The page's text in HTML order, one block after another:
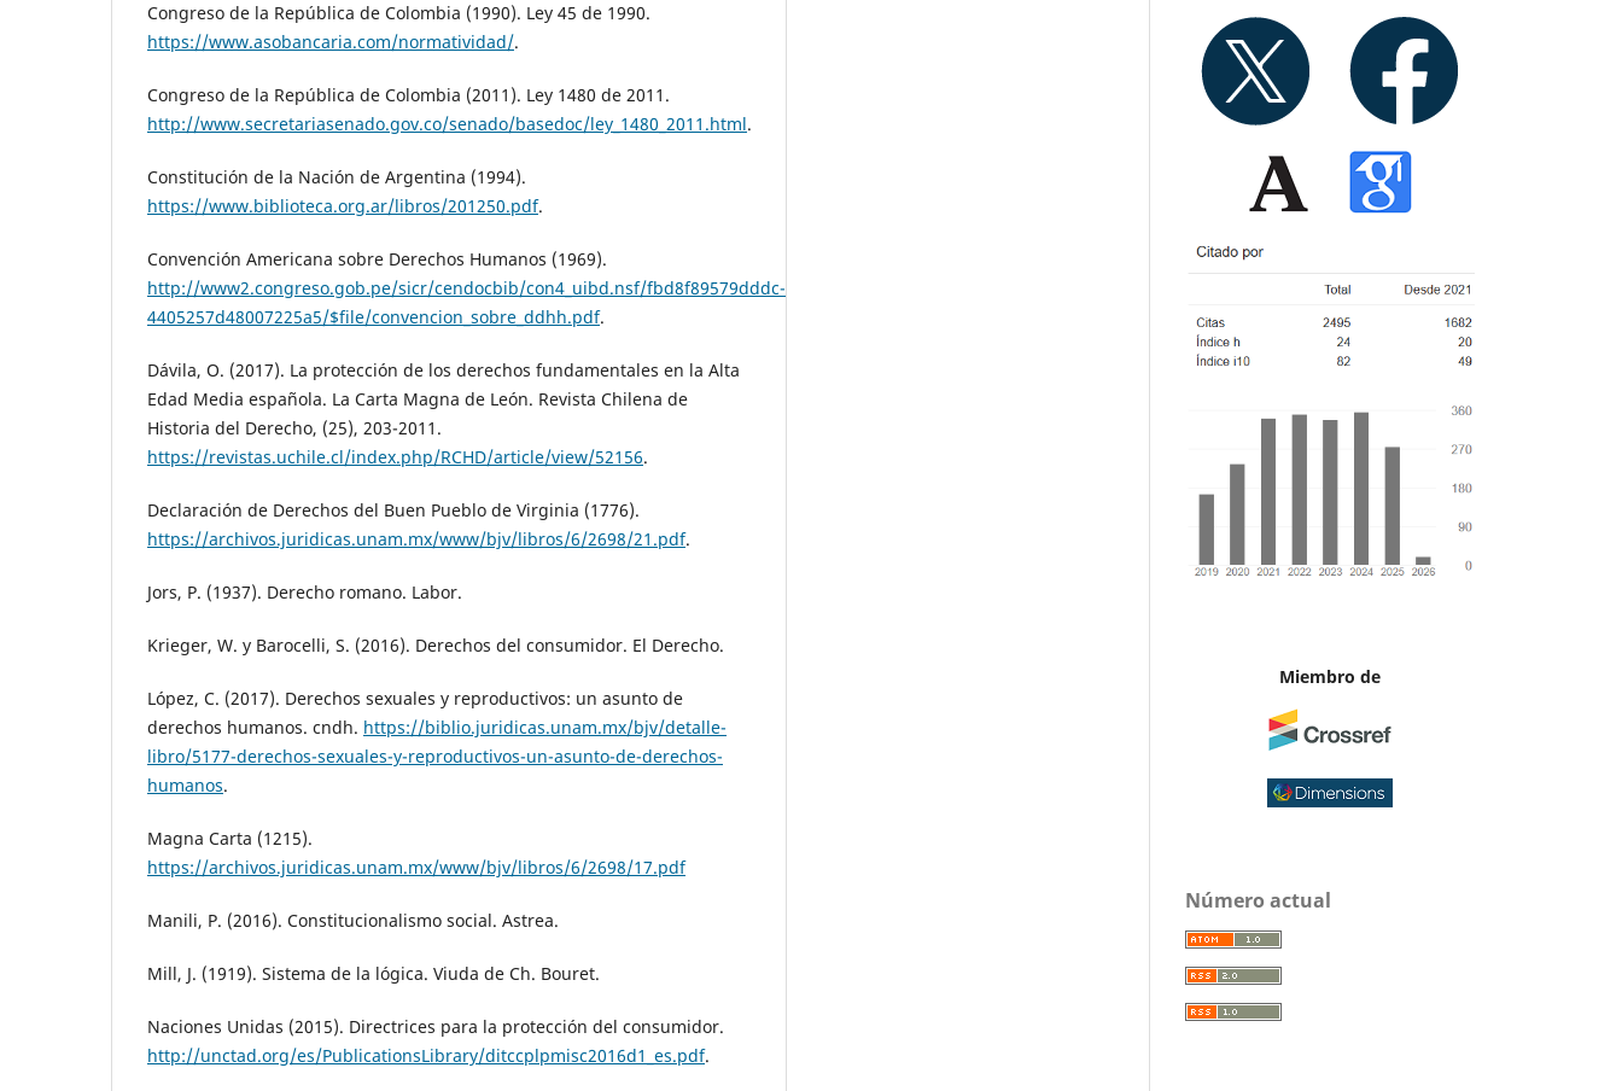
Congreso de la República de Colombia (1990). Ley 45 de 1990.
https://www.asobancaria.com/normatividad/.
Congreso de la República de Colombia (2011). Ley 1480 de 2011.
http://www.secretariasenado.gov.co/senado/basedoc/ley_1480_2011.html.
Constitución de la Nación de Argentina (1994).
https://www.biblioteca.org.ar/libros/201250.pdf.
Convención Americana sobre Derechos Humanos (1969).
http://www2.congreso.gob.pe/sicr/cendocbib/con4_uibd.nsf/fbd8f89579dddc-
4405257d48007225a5/$file/convencion_sobre_ddhh.pdf.
Dávila, O. (2017). La protección de los derechos fundamentales en la Alta
Edad Media española. La Carta Magna de León. Revista Chilena de
Historia del Derecho, (25), 203-2011.
https://revistas.uchile.cl/index.php/RCHD/article/view/52156.
Declaración de Derechos del Buen Pueblo de Virginia (1776).
https://archivos.juridicas.unam.mx/www/bjv/libros/6/2698/21.pdf.
Jors, P. (1937). Derecho romano. Labor.
Krieger, W. y Barocelli, S. (2016). Derechos del consumidor. El Derecho.
López, C. (2017). Derechos sexuales y reproductivos: un asunto de
derechos humanos. cndh. https://biblio.juridicas.unam.mx/bjv/detalle-
libro/5177-derechos-sexuales-y-reproductivos-un-asunto-de-derechos-
humanos.
Magna Carta (1215).
https://archivos.juridicas.unam.mx/www/bjv/libros/6/2698/17.pdf
Manili, P. (2016). Constitucionalismo social. Astrea.
Mill, J. (1919). Sistema de la lógica. Viuda de Ch. Bouret.
Naciones Unidas (2015). Directrices para la protección del consumidor.
http://unctad.org/es/PublicationsLibrary/ditccplpmisc2016d1_es.pdf.
Miembro de
Número actual